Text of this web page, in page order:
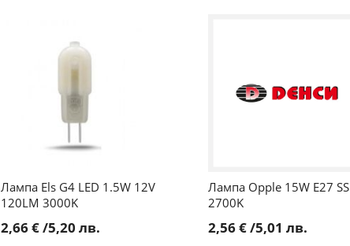
Лампа Els G4 LED 1.5W 12V
120LM 3000K
2,66 €/5,20 лв.
Лампа Opple 15W E27 SS
2700K
2,56 €/5,01 лв.